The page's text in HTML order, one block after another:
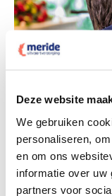
Deze website
We gebruiken
personaliseren,
en om ons
informatie over uw
partners voor
Dit kost
Bekijk tarieven voor